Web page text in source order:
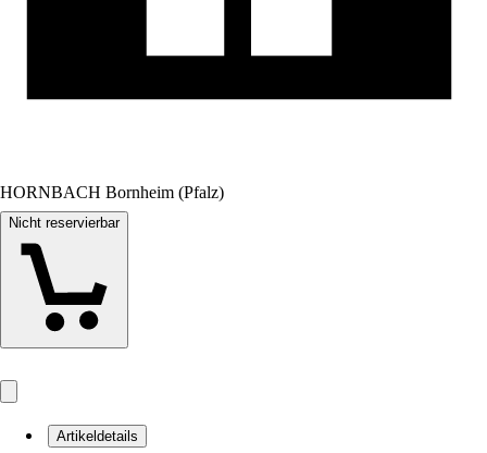
HORNBACH Bornheim (Pfalz)
Nicht reservierbar
Artikeldetails